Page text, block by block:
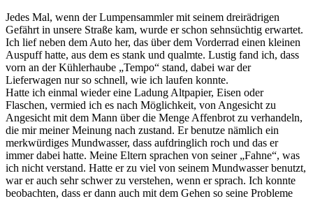
Jedes Mal, wenn der Lumpensammler mit seinem dreirädrigen
Gefährt in unsere Straße kam, wurde er schon sehnsüchtig erwartet.
Ich lief neben dem Auto her, das über dem Vorderrad einen kleinen
Auspuff hatte, aus dem es stank und qualmte. Lustig fand ich, dass
vorn an der Kühlerhaube
Tempo
stand, dabei war der
Lieferwagen nur so schnell, wie ich laufen konnte.
Hatte ich einmal wieder eine Ladung Altpapier, Eisen oder
Flaschen, vermied ich es nach Möglichkeit, von Angesicht zu
Angesicht mit dem Mann über die Menge Affenbrot zu verhandeln,
die mir meiner Meinung nach zustand. Er benutze nämlich ein
merkwürdiges Mundwasser, dass aufdringlich roch und das er
immer dabei hatte. Meine Eltern sprachen von seiner Fahne , was
ich nicht verstand. Hatte er zu viel von seinem Mundwasser benutzt,
war er auch sehr schwer zu verstehen, wenn er sprach. Ich konnte
beobachten, dass er dann auch mit dem Gehen so seine Probleme